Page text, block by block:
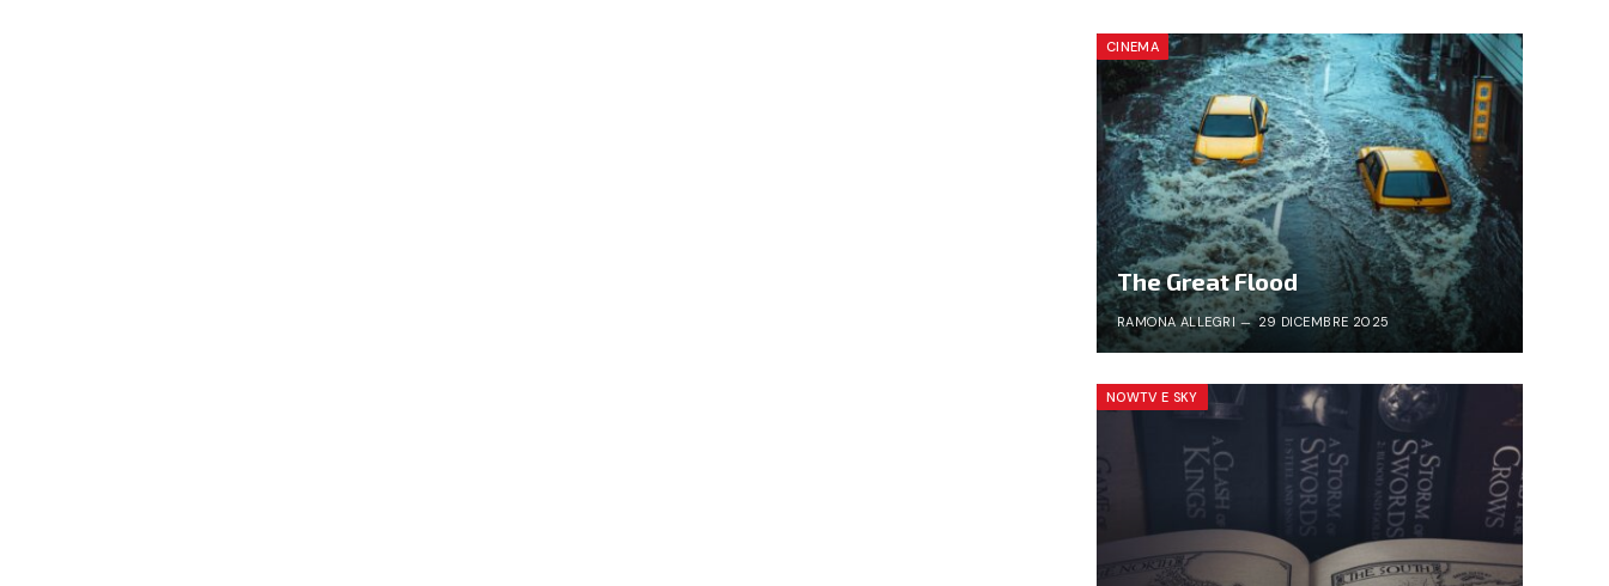
CINEMA
The Great Flood
RAMONA ALLEGRI 29 DICEMBRE 2025
NOWTV E SKY